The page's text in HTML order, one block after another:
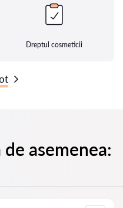
Dreptul cosmeticii
asemenea: